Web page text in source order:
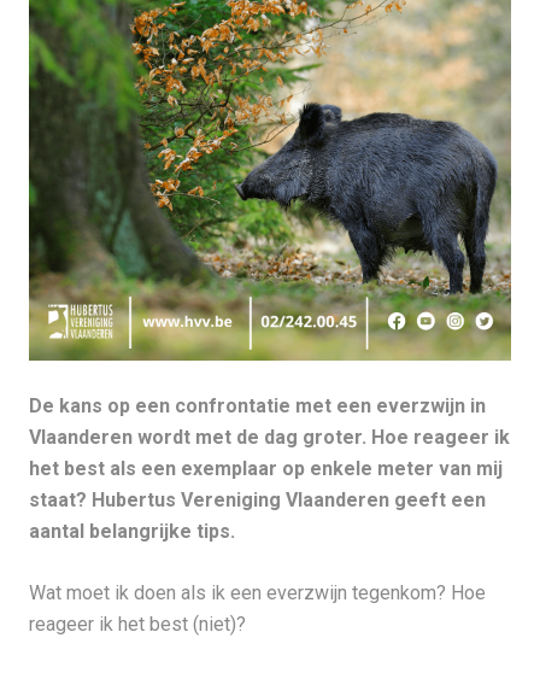
De kans op een confrontatie met een everzwijn in
Vlaanderen wordt met de dag groter. Hoe reageer ik
het best als een exemplaar op enkele meter van mij
staat? Hubertus Vereniging Vlaanderen geeft een
aantal belangrijke tips.
Wat moet ik doen als ik een everzwijn tegenkom? Hoe
reageer ik het best (niet)?